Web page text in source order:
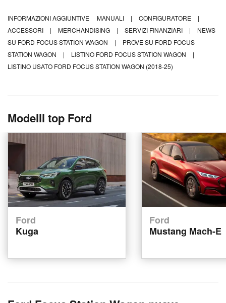
INFORMAZIONI AGGIUNTIVE MANUALI | CONFIGURATORE
|
ACCESSORI
| MERCHANDISING | SERVIZI FINANZIARI |
NEWS
SU FORD FOCUS STATION WAGON
|
PROVE SU FORD FOCUS
STATION WAGON
| LISTINO FORD FOCUS STATION WAGON
|
LISTINO USATO FORD FOCUS STATION WAGON (2018-25)
Modelli top Ford
Ford
Kuga
Ford
Mustang Mach-E